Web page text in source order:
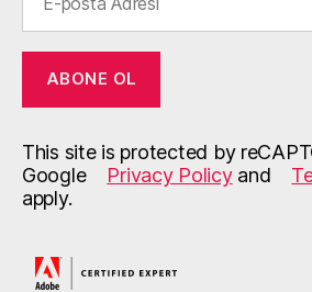
posta
Adresi
ABONE OL
This site is protected by
Google Privacy Policyand
apply.